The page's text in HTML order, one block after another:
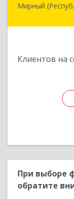
Мирный
Клиентов на
При выборе
обратите